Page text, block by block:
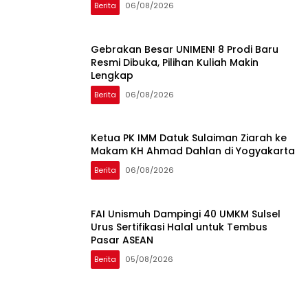
Berita 06/08/2026
Gebrakan Besar UNIMEN! 8 Prodi Baru
Resmi Dibuka, Pilihan Kuliah Makin
Lengkap
Berita 06/08/2026
Ketua PK IMM Datuk Sulaiman Ziarah ke
Makam KH Ahmad Dahlan di Yogyakarta
Berita 06/08/2026
FAI Unismuh Dampingi 40 UMKM Sulsel
Urus Sertifikasi Halal untuk Tembus
Pasar ASEAN
Berita 05/08/2026